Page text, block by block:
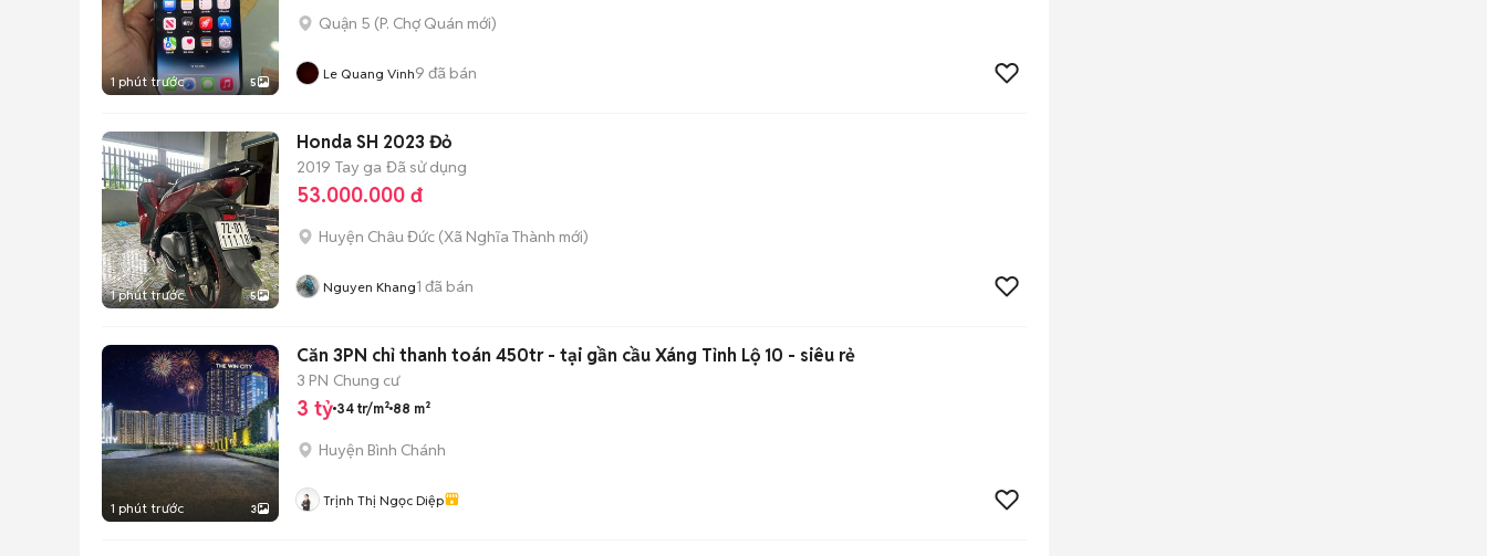
1 phút trước 5
Quận 5 (P. Chợ Quán mới)
Le Quang Vinh9 đã bán
1 phút trước 5
Honda SH 2023 Đỏ
2019 Tay ga Đã sử dụng
53.000.000 đ
Huyện Châu Đức (Xã Nghĩa Thành mới)
Nguyen Khang1 đã bán
1 phút trước 3
Căn 3PN chỉ thanh toán 450tr - tại gần cầu Xáng Tỉnh Lộ 10 - siêu rẻ
3 PN Chung cư
3 tỷ 34 tr/m² 88 m²
Huyện Bình Chánh
Trịnh Thị Ngọc Diệp